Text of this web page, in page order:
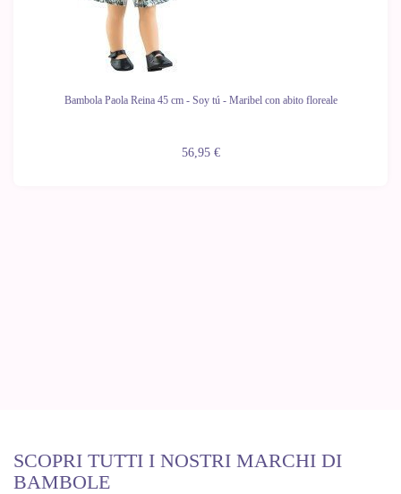
Bambola Paola Reina 45 cm - Soy tú - Maribel con abito floreale
56,95 €
SCOPRI TUTTI I NOSTRI MARCHI DI
BAMBOLE